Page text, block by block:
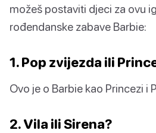
možeš postaviti djeci za ovu
rođendanske zabave Barbie:
1. Pop zvijezda ili
Ovo je o Barbie kao Princezi i
2. Vila ili Sirena?